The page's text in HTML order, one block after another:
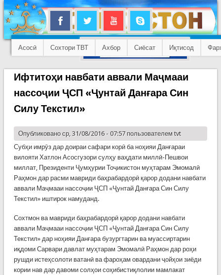
Асосӣ Сохтори ТВТ Ахбор Сиёсат Иқтисод
Ифтитоҳи навбати аввали Маҷмааи
нассоҷии ҶСП «Ҷунтай Данғара Син
Силу Текстил»
Опубликовано ср, 31/08/2016 - 07:57 пользователем tvt
Субҳи имрӯз дар доираи сафари корӣ ба ноҳияи Данғараи
вилояти Хатлон Асосгузори сулҳу ваҳдати миллӣ-Пешвои
миллат, Президенти Ҷумҳурии Тоҷикистон муҳтарам Эмомалӣ
Раҳмон дар расми мавриди баҳрабардорӣ қарор додани навбати
аввали Маҷмааи нассоҷии ҶСП «Ҷунтай Данғара Син Силу
Текстил» иштирок намуданд.
Сохтмон ва мавриди баҳрабардорӣ қарор додани навбати
аввали Маҷмааи нассоҷии ҶСП «Ҷунтай Данғара Син Силу
Текстил» дар ноҳияи Данғара бузургтарин ва муассиртарин
иқдоми Сарвари давлат муҳтарам Эмомалӣ Раҳмон дар роҳи
рушди истеҳсолоти ватанӣ ва фароҳам овардани ҷойҳои зиёди
кории нав дар давоми солҳои соҳибистиқлолии мамлакат